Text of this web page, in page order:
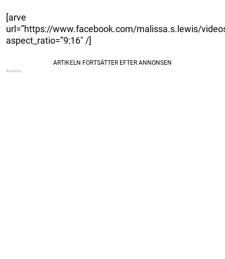
[arve
url=”https://www.facebook.com/malissa.s.lewis/
aspect_ratio=”9:16″ /]